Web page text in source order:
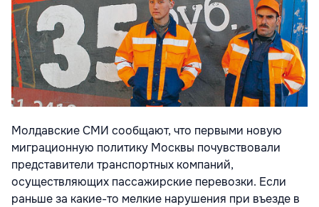
Молдавские СМИ сообщают, что первыми новую
миграционную политику Москвы почувствовали
представители транспортных компаний,
осуществляющих пассажирские перевозки. Если
раньше за какие-то мелкие нарушения при въезде в